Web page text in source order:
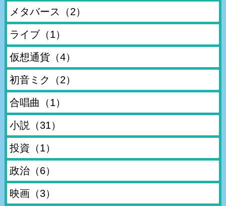
メタバース （2）
ライブ（1）
仮想通貨（4）
初音ミク （2）
合唱曲 （1）
小説 （31）
投資 （1）
政治（6）
映画（3）